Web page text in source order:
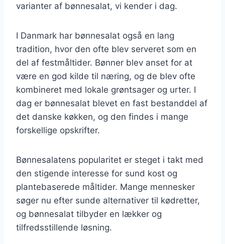
varianter af bønnesalat, vi kender i dag.
I Danmark har bønnesalat også en lang
tradition, hvor den ofte blev serveret som en
del af festmåltider. Bønner blev anset for at
være en god kilde til næring, og de blev ofte
kombineret med lokale grøntsager og urter. I
dag er bønnesalat blevet en fast bestanddel af
det danske køkken, og den findes i mange
forskellige opskrifter.
Bønnesalatens popularitet er steget i takt med
den stigende interesse for sund kost og
plantebaserede måltider. Mange mennesker
søger nu efter sunde alternativer til kødretter,
og bønnesalat tilbyder en lækker og
tilfredsstillende løsning.